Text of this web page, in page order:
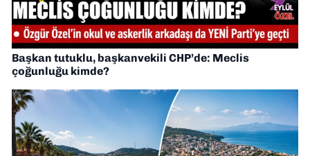
Başkan tutuklu, başkanvekili CHP’de: Meclis
çoğunluğu kimde?